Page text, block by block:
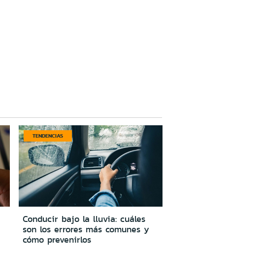
TENDENCIAS
Conducir bajo la lluvia: cuáles
son los errores más comunes y
cómo prevenirlos